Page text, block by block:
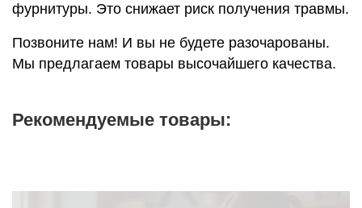
фурнитуры. Это снижает риск получения травмы.
Позвоните нам! И вы не будете разочарованы.
Мы предлагаем товары высочайшего качества.
Рекомендуемые товары: